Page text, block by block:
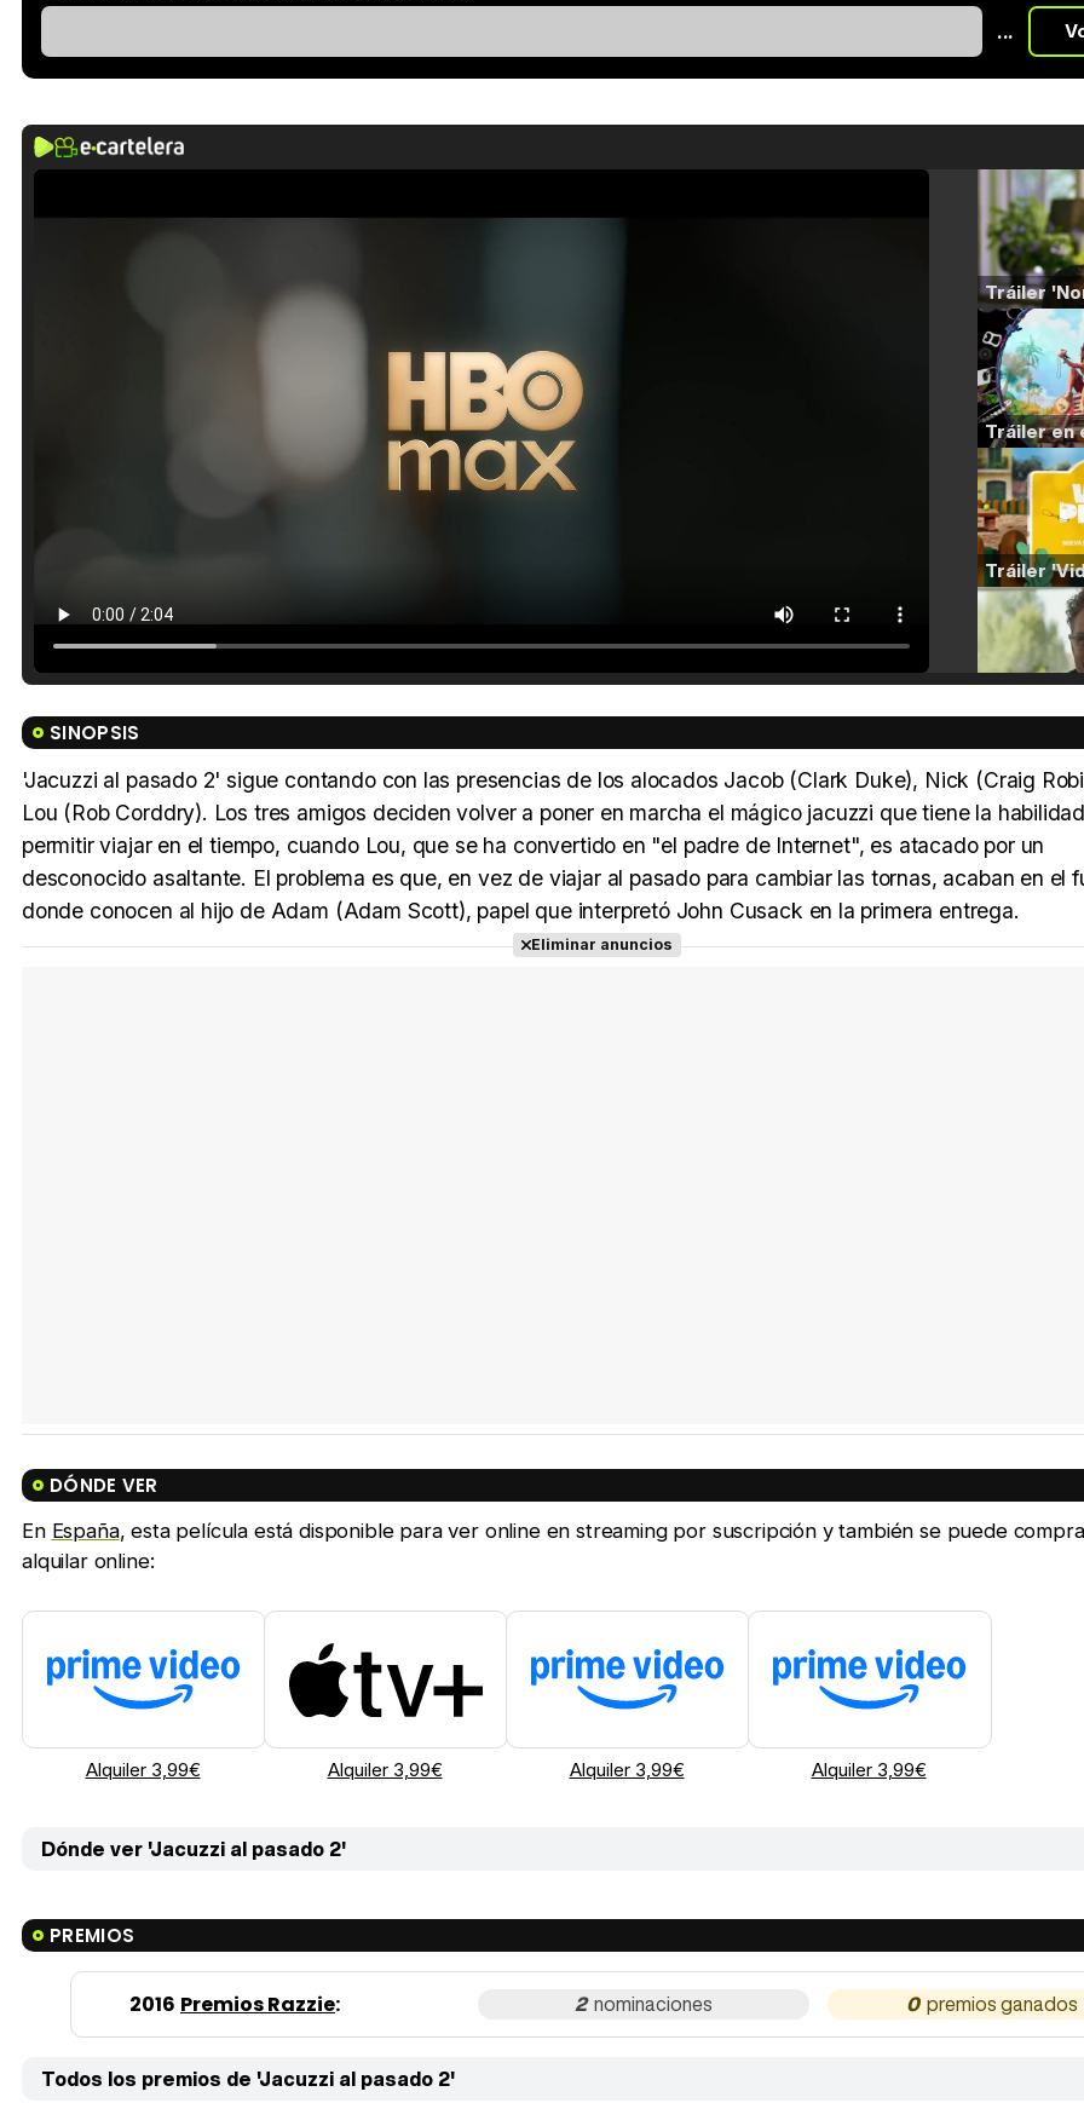
...
SINOPSIS
'Jacuzzi al pasado 2' sigue contando con las presencias de los alocados Jacob (Clark Duke), Nick (Craig
Lou (Rob Corddry). Los tres amigos deciden volver a poner en marcha el mágico jacuzzi que tiene la
permitir viajar en el tiempo, cuando Lou, que se ha convertido en "el padre de Internet", es atacado por un
desconocido asaltante. El problema es que, en vez de viajar al pasado para cambiar las tornas, acaban en el
donde conocen al hijo de Adam (Adam Scott), papel que interpretó John Cusack en la primera entrega.
Eliminar anuncios
DÓNDE VER
En España, esta película está disponible para ver online en streaming por suscripción y también se puede
alquilar online:
Alquiler 3,99€ Alquiler 3,99€ Alquiler 3,99€ Alquiler 3,99€
Dónde ver 'Jacuzzi al pasado 2'
PREMIOS
2016 Premios Razzie: 2 0
Todos los premios de 'Jacuzzi al pasado 2'